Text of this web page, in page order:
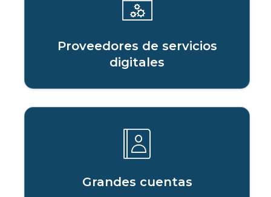
Proveedores de servicios
digitales
Grandes cuentas